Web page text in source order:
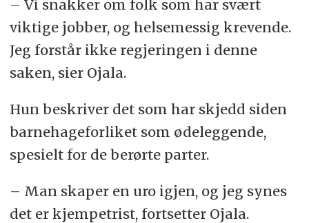
– Vi snakker om folk som har svært
viktige jobber, og helsemessig krevende.
Jeg forstår ikke regjeringen i denne
saken, sier Ojala.
Hun beskriver det som har skjedd siden
barnehageforliket som ødeleggende,
spesielt for de berørte parter.
– Man skaper en uro igjen, og jeg synes
det er kjempetrist, fortsetter Ojala.